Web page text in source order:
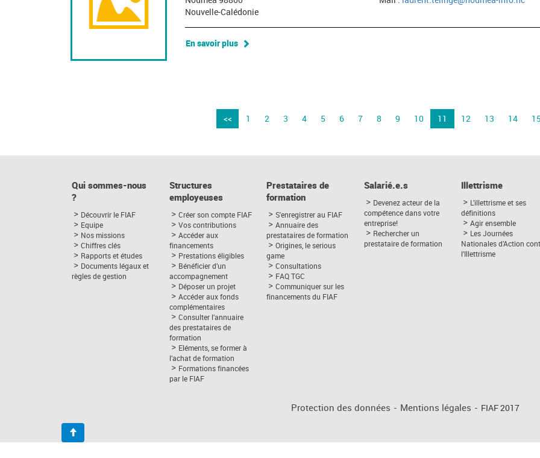
Nouvelle-Calédonie
En savoir plus
<< 1 2 3 4 5 6 7 8 9 10 11 12 13 14 15
Qui sommes-nous
?
Découvrir le FIAF
Equipe
Nos missions
Chiffres clés
Rapports et études
Documents légaux et
règles de gestion
Structures
employeuses
Créer son compte FIAF
Vos contributions
Accéder aux
financements
Prestations éligibles
Bénéficier d’un
accompagnement
Déposer un projet
Accéder aux fonds
complémentaires
Consulter l’annuaire
des prestataires de
formation
Eléments, se former à
l’achat de formation
Formations financées
par le FIAF
Prestataires de
formation
S'enregistrer au FIAF
Annuaire des
prestataires de formation
Origines, le serious
game
Consultations
FAQ TGC
Communiquer sur les
financements du FIAF
Salarié.e.s
Devenez acteur de la
compétence dans votre
entreprise!
Rechercher un
prestataire de formation
Illettrisme
L’illettrisme et ses
définitions
Agir ensemble
Les Journées
Nationales d’Action
l’Illettrisme
Protection des données - Mentions légales - FIAF 2017